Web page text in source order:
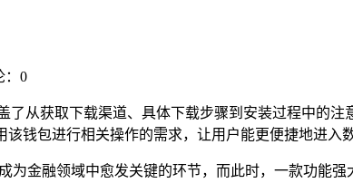
：0
从获取下载渠道、具体下载步骤到安装过程中的注
钱包进行相关操作的需求，让用户能更便捷地进入
金融领域中愈发关键的环节，而此时，一款功能